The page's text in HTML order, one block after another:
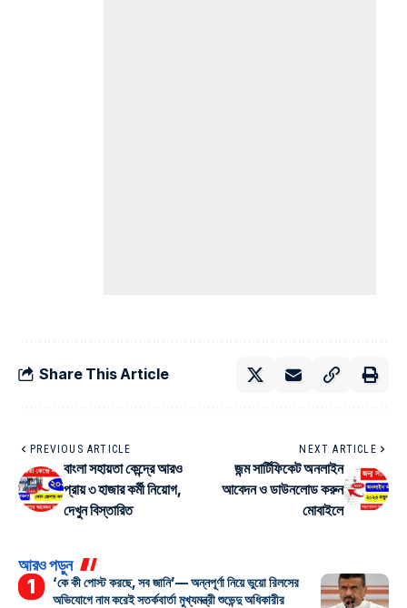
Share This Article
PREVIOUS ARTICLE
বাংলা সহায়তা কেন্দ্রে আরও
প্রায় ৩ হাজার কর্মী নিয়োগ,
দেখুন বিস্তারিত
NEXT ARTICLE
জন্ম সার্টিফিকেট অনলাইন
আবেদন ও ডাউনলোড করুন
মোবাইলে
আরও পড়ুন
‘কে কী পোস্ট করছে, সব জানি’— অন্নপূর্ণা নিয়ে ভুয়ো রিলসের
অভিযোগে নাম করেই সতর্কবার্তা মুখ্যমন্ত্রী শুভেন্দু অধিকারীর